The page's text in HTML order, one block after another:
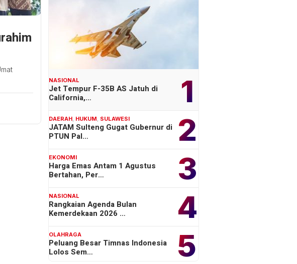
1
NASIONAL
Jet Tempur F-35B AS Jatuh di
California,…
2
DAERAH HUKUM SULAWESI
JATAM Sulteng Gugat Gubernur di
PTUN Pal…
3
EKONOMI
Harga Emas Antam 1 Agustus
Bertahan, Per…
4
NASIONAL
Rangkaian Agenda Bulan
Kemerdekaan 2026 …
5
OLAHRAGA
Peluang Besar Timnas Indonesia
Lolos Sem…